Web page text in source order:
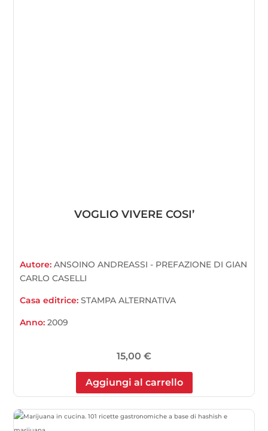
VOGLIO VIVERE COSI’
Autore:ANSOINO ANDREASSI - PREFAZIONE DI GIAN
CARLO CASELLI
Casa editrice:STAMPA ALTERNATIVA
Anno:2009
15,00 €
Aggiungi al carrello